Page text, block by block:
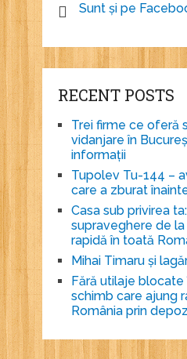
Sunt și pe
RECENT POSTS
Trei firme ce oferă
vidanjare în
informații
Tupolev Tu-144 –
care a zburat
Casa sub privirea
supraveghere de
rapidă în toată
Mihai Timaru și
Fără utilaje
schimb care ajung
România prin